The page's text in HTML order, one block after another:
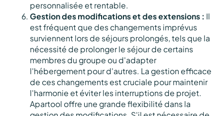
personnalisée et rentable.
Gestion des modifications et des extensions : Il
est fréquent que des changements imprévus
surviennent lors de séjours prolongés, tels que la
nécessité de prolonger le séjour de certains
membres du groupe ou d'adapter
l'hébergement pour d'autres. La gestion efficace
de ces changements est cruciale pour maintenir
l'harmonie et éviter les interruptions de projet.
Apartool offre une grande flexibilité dans la